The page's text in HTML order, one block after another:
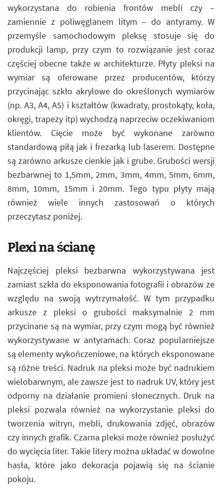
wykorzystana do robienia frontów mebli czy –
zamiennie z poliwęglanem litym – do antyramy. W
przemyśle samochodowym pleksę stosuje się do
produkcji lamp, przy czym to rozwiązanie jest coraz
częściej obecne także w architekturze. Płyty pleksi na
wymiar są oferowane przez producentów, którzy
przycinając szkło akrylowe do określonych wymiarów
(np. A3, A4, A5) i kształtów (kwadraty, prostokąty, koła,
okręgi, trapezy itp) wychodzą naprzeciw oczekiwaniom
klientów. Cięcie może być wykonane zarówno
standardową piłą jak i frezarką lub laserem. Dostępne
są zarówno arkusze cienkie jak i grube. Grubości wersji
bezbarwnej to 1,5mm, 2mm, 3mm, 4mm, 5mm, 6mm,
8mm, 10mm, 15mm i 20mm. Tego typu płyty mają
również wiele innych zastosowań o których
przeczytasz poniżej.
Plexi na ścianę
Najczęściej pleksi bezbarwna wykorzystywana jest
zamiast szkła do eksponowania fotografii i obrazów ze
względu na swoją wytrzymałość. W tym przypadku
arkusze z pleksi o grubości maksymalnie 2 mm
przycinane są na wymiar, przy czym mogą być również
wykorzystywane w antyramach. Coraz popularniejsze
są elementy wykończeniowe, na których eksponowane
są różne treści. Nadruk na pleksi może być nadrukiem
wielobarwnym, ale zawsze jest to nadruk UV, który jest
odporny na działanie promieni słonecznych. Druk na
pleksi pozwala również na wykorzystanie pleksi do
tworzenia witryn, mebli, drukowania zdjęć, obrazów
czy innych grafik. Czarna pleksi może również posłużyć
do wycięcia liter. Takie litery można układać w dowolne
hasła, które jako dekoracja pojawią się na ścianie
pokoju.